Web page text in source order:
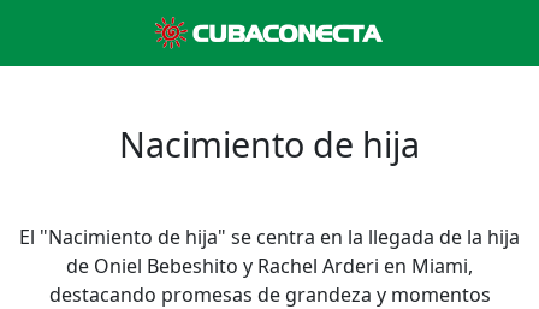
Nacimiento de hija
El "Nacimiento de hija" se centra en la llegada de la hija
de Oniel Bebeshito y Rachel Arderi en Miami,
destacando promesas de grandeza y momentos